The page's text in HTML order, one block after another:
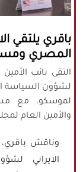
يُرجى ذكر
باقري يلتقي
المصري
التقى نائب
لشؤون السياسة
لموسكو، مع
والأمين العام
وناقش باقري،
الايراني